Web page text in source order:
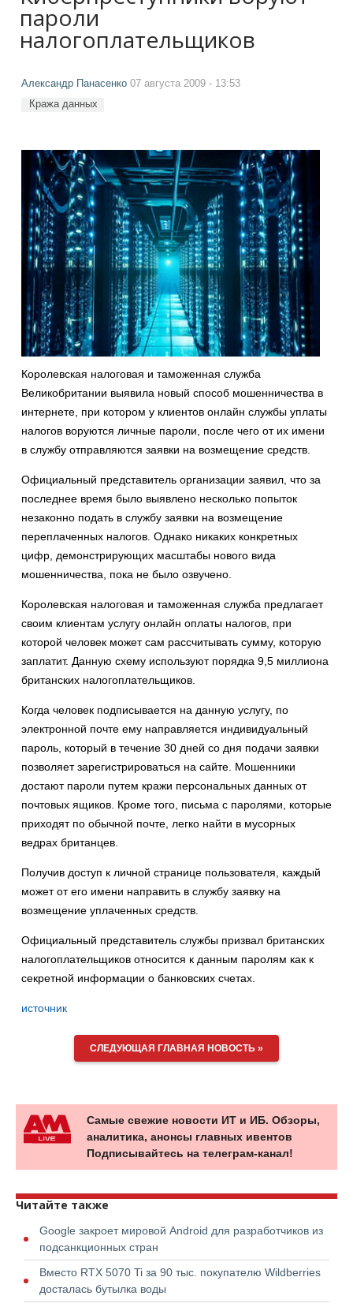
пароли
налогоплательщиков
Александр Панасенко 07 августа 2009 - 13:53
Кража данных
Королевская налоговая и таможенная служба
Великобритании выявила новый способ мошенничества в
интернете, при котором у клиентов онлайн службы уплаты
налогов воруются личные пароли, после чего от их имени
в службу отправляются заявки на возмещение средств.
Официальный представитель организации заявил, что за
последнее время было выявлено несколько попыток
незаконно подать в службу заявки на возмещение
переплаченных налогов. Однако никаких конкретных
цифр, демонстрирующих масштабы нового вида
мошенничества, пока не было озвучено.
Королевская налоговая и таможенная служба предлагает
своим клиентам услугу онлайн оплаты налогов, при
которой человек может сам рассчитывать сумму, которую
заплатит. Данную схему используют порядка 9,5 миллиона
британских налогоплательщиков.
Когда человек подписывается на данную услугу, по
электронной почте ему направляется индивидуальный
пароль, который в течение 30 дней со дня подачи заявки
позволяет зарегистрироваться на сайте. Мошенники
достают пароли путем кражи персональных данных от
почтовых ящиков. Кроме того, письма с паролями, которые
приходят по обычной почте, легко найти в мусорных
ведрах британцев.
Получив доступ к личной странице пользователя, каждый
может от его имени направить в службу заявку на
возмещение уплаченных средств.
Официальный представитель службы призвал британских
налогоплательщиков относится к данным паролям как к
секретной информации о банковских счетах.
источник
СЛЕДУЮЩАЯ ГЛАВНАЯ НОВОСТЬ »
Самые свежие новости ИТ и ИБ. Обзоры,
аналитика, анонсы главных ивентов
Подписывайтесь на телеграм-канал!
Читайте также
Google закроет мировой Android для разработчиков из
подсанкционных стран
Вместо RTX 5070 Ti за 90 тыс. покупателю Wildberries
досталась бутылка воды